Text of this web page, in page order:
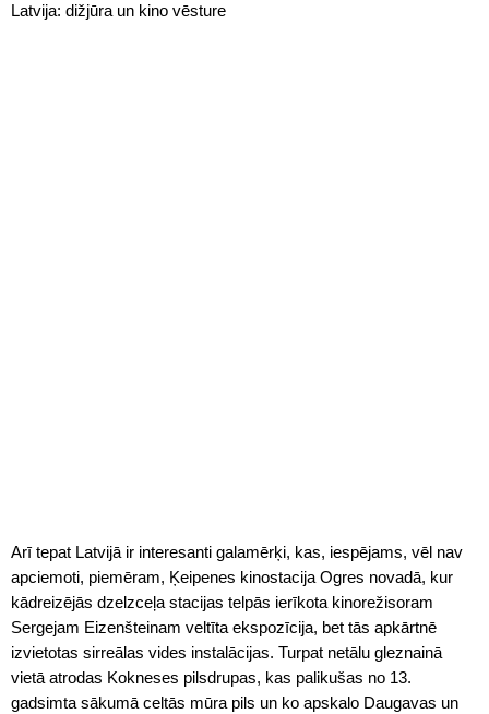
Latvija: dižjūra un kino vēsture
Arī tepat Latvijā ir interesanti galamērķi, kas, iespējams, vēl nav
apciemoti, piemēram, Ķeipenes kinostacija Ogres novadā, kur
kādreizējās dzelzceļa stacijas telpās ierīkota kinorežisoram
Sergejam Eizenšteinam veltīta ekspozīcija, bet tās apkārtnē
izvietotas sirreālas vides instalācijas. Turpat netālu gleznainā
vietā atrodas Kokneses pilsdrupas, kas palikušas no 13.
gadsimta sākumā celtās mūra pils un ko apskalo Daugavas un